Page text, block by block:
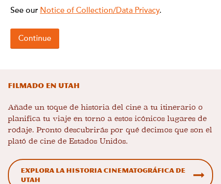
Filmado en Utah
Añade un toque de historia del cine a tu itinerario o
planifica tu viaje en torno a estos icónicos lugares de
rodaje. Pronto descubrirás por qué decimos que son el
plató de cine de Estados Unidos.
Explora la historia cinematográfica de
Utah